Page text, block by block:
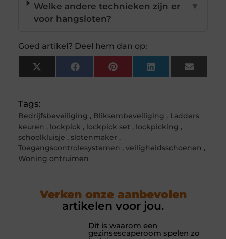
Welke andere technieken zijn er
voor hangsloten?
▼
Goed artikel? Deel hem dan op:
X
(Twitter)
FacebookPinterestLinkedInEmail
Tags:
Bedrijfsbeveiliging , Bliksembeveiliging , Ladders
keuren , lockpick , lockpick set , lockpicking ,
schoolkluisje , slotenmaker ,
Toegangscontrolesystemen , veiligheidsschoenen ,
Woning ontruimen
Verken onze aanbevolen
artikelen voor jou.
Dit is waarom een
gezinsescaperoom spelen zo